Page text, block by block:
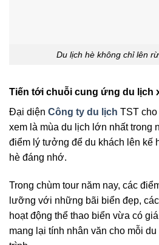
Du lịch hè không chỉ lên
Tiến tới chuỗi cung ứng du lịch
Đại diện Công ty du lịch TST
xem là mùa du lịch lớn nhất trong
điểm lý tưởng để du khách lên kế
hè đáng nhớ.
Trong chùm tour năm nay, các
lưỡng với những bãi biển đẹp,
hoạt động thể thao biển vừa có
mang lại tính nhân văn cho mỗi